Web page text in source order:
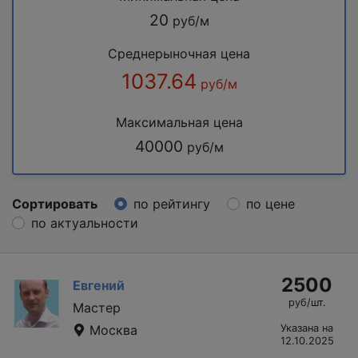
20 руб/м
Среднерыночная цена
1037.64 руб/м
Максимальная цена
40000 руб/м
Сортировать по рейтингу
по цене
по актуальности
Евгений
Мастер
Москва
2500
руб/шт.
Указана на
12.10.2025